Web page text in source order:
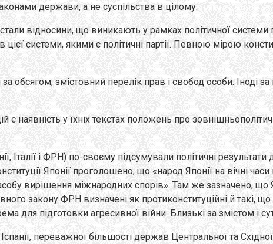
держави, а не суспільства в цілому.
відносини, що виникають у рамках політичної
цієї системи, якими є політичні партії. Певною мірою
обсягом, змістовний перелік прав і свобод особи. Іноді
є наявність у їхніх текстах положень про
і ФРН) по-своєму підсумували політичні результати
Японії проголошено, що «народ Японії на вічні
вирішення міжнародних спорів». Там же зазначено, що
закону ФРН визначені як протиконституційні й такі,
для підготовки агресивної війни. Близькі за змістом і
Іспанії, переважної більшості держав Центральної та